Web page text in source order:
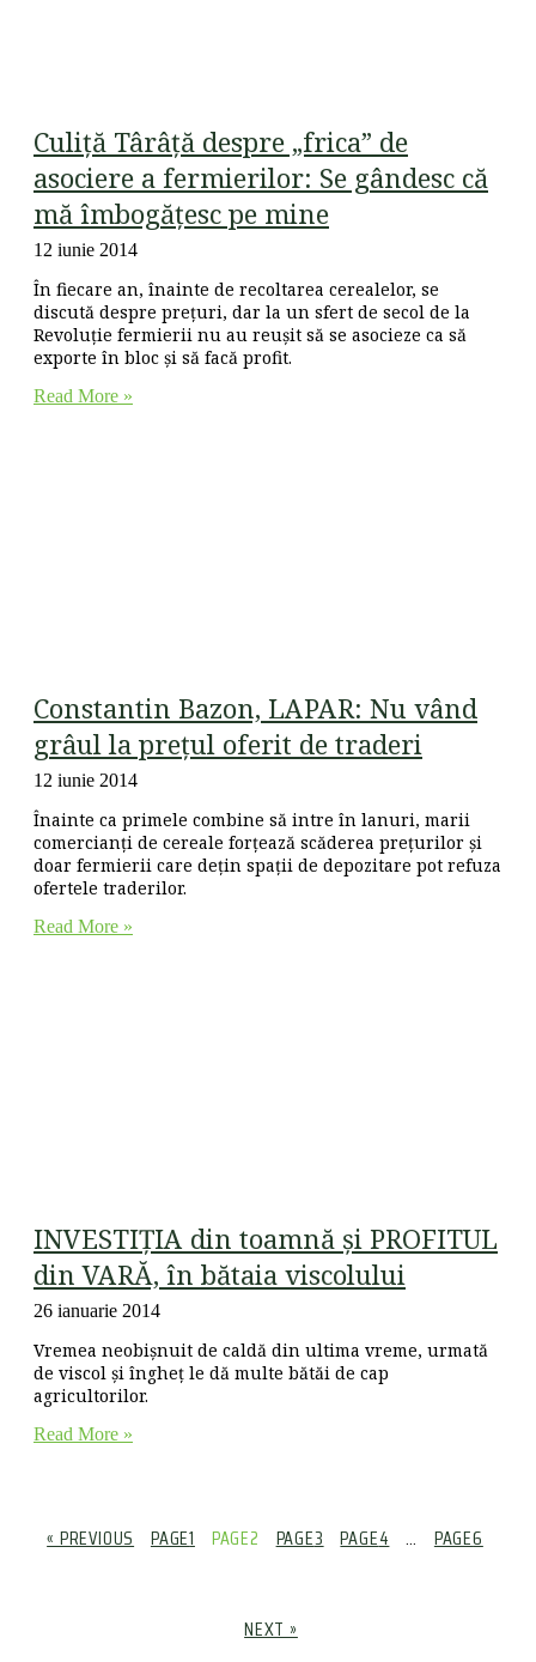
Culiță Târâță despre „frica” de
asociere a fermierilor: Se gândesc că
mă îmbogățesc pe mine
12 iunie 2014
În fiecare an, înainte de recoltarea cerealelor, se
discută despre prețuri, dar la un sfert de secol de la
Revoluție fermierii nu au reușit să se asocieze ca să
exporte în bloc și să facă profit.
Read More »
Constantin Bazon, LAPAR: Nu vând
grâul la prețul oferit de traderi
12 iunie 2014
Înainte ca primele combine să intre în lanuri, marii
comercianți de cereale forțează scăderea prețurilor și
doar fermierii care dețin spații de depozitare pot refuza
ofertele traderilor.
Read More »
INVESTIŢIA din toamnă și PROFITUL
din VARĂ, în bătaia viscolului
26 ianuarie 2014
Vremea neobișnuit de caldă din ultima vreme, urmată
de viscol și îngheț le dă multe bătăi de cap
agricultorilor.
Read More »
« PREVIOUS PAGE1 PAGE2 PAGE3 PAGE4 … PAGE6
NEXT »